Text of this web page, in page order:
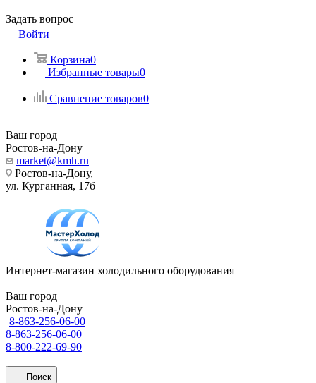
Задать вопрос
Войти
Корзина0
Избранные товары0
Сравнение товаров0
Ваш город
Ростов-на-Дону
market@kmh.ru
Ростов-на-Дону,
ул. Курганная, 17б
Интернет-магазин холодильного оборудования
Ваш город
Ростов-на-Дону
8-863-256-06-00
8-863-256-06-00
8-800-222-69-90
Поиск